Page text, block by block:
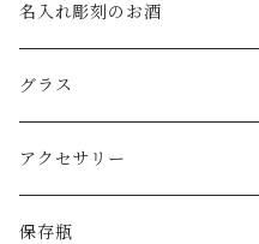
名入れ彫刻のお酒
スパークリングワイン
ワイン
日本酒
グラス
ロックグラス・オールドグラス
フリーグラス
アクセサリー
ピアス
保存瓶